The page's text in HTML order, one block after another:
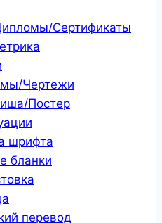
Сертификаты
Чертежи
Постер
шрифта
бланки
перевод